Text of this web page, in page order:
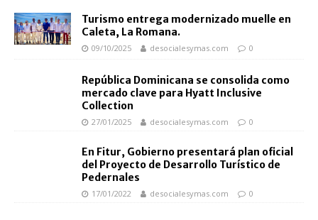
Turismo entrega modernizado muelle en
Caleta, La Romana.
09/10/2025 desocialesymas.com 0
República Dominicana se consolida como
mercado clave para Hyatt Inclusive
Collection
27/01/2025 desocialesymas.com 0
En Fitur, Gobierno presentará plan oficial
del Proyecto de Desarrollo Turístico de
Pedernales
17/01/2022 desocialesymas.com 0